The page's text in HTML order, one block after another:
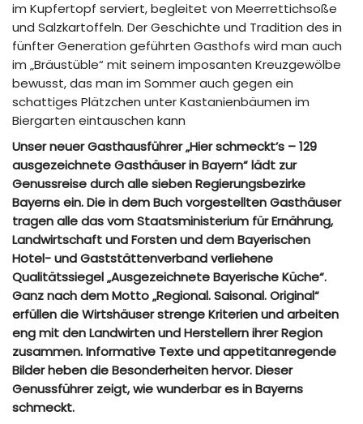
im Kupfertopf serviert, begleitet von Meerrettichsoße
und Salzkartoffeln. Der Geschichte und Tradition des in
fünfter Generation geführten Gasthofs wird man auch
im „Bräustüble“ mit seinem imposanten Kreuzgewölbe
bewusst, das man im Sommer auch gegen ein
schattiges Plätzchen unter Kastanienbäumen im
Biergarten eintauschen kann
Unser neuer Gasthausführer „Hier schmeckt’s – 129
ausgezeichnete Gasthäuser in Bayern“ lädt zur
Genussreise durch alle sieben Regierungsbezirke
Bayerns ein. Die in dem Buch vorgestellten Gasthäuser
tragen alle das vom Staatsministerium für Ernährung,
Landwirtschaft und Forsten und dem Bayerischen
Hotel- und Gaststättenverband verliehene
Qualitätssiegel „Ausgezeichnete Bayerische Küche“.
Ganz nach dem Motto „Regional. Saisonal. Original“
erfüllen die Wirtshäuser strenge Kriterien und arbeiten
eng mit den Landwirten und Herstellern ihrer Region
zusammen. Informative Texte und appetitanregende
Bilder heben die Besonderheiten hervor. Dieser
Genussführer zeigt, wie wunderbar es in Bayerns
schmeckt.